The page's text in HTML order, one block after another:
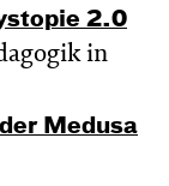
2.0
in
Medusa